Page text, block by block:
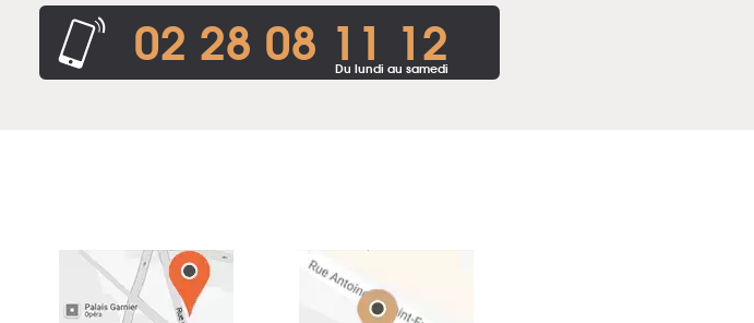
02 28 08 11 12
Du lundi au samedi